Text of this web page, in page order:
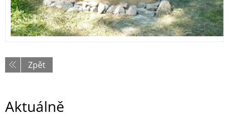
Zpět
Aktuálně